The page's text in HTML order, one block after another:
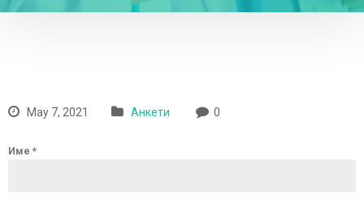
May 7, 2021 Анкети 0
Име *